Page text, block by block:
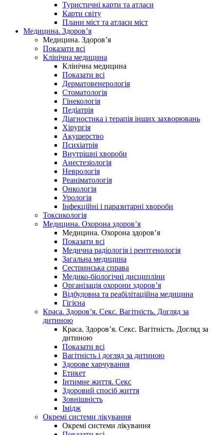
Туристичні карти та атласи
Карти світу
Плани міст та атласи міст
Медицина. Здоров’я
Медицина. Здоров’я
Показати всі
Клінічна медицина
Клінічна медицина
Показати всі
Дерматовенерологія
Стоматологія
Гінекологія
Педіатрія
Діагностика і терапія інших захворювань
Хірургія
Акушерство
Психіатрія
Внутрішні хвороби
Анестезіологія
Неврологія
Реаніматологія
Онкологія
Урологія
Інфекційні і паразитарні хвороби
Токсикологія
Медицина. Охорона здоров’я
Медицина. Охорона здоров’я
Показати всі
Медична радіологія і рентгенологія
Загальна медицина
Сестринська справа
Медико-біологічні дисципліни
Організація охорони здоров’я
Відбудовна та реабілітаційна медицина
Гігієна
Краса. Здоров’я. Секс. Вагітність. Догляд за
дитиною
Краса. Здоров’я. Секс. Вагітність. Догляд за
дитиною
Показати всі
Вагітність і догляд за дитиною
Здорове харчування
Етикет
Інтимне життя. Секс
Здоровий спосіб життя
Зовнішність
Імідж
Окремі системи лікування
Окремі системи лікування